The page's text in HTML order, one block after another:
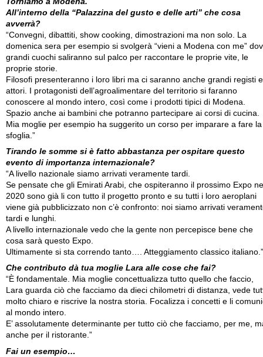
All’interno della “Palazzina del gusto e delle arti” che cosa
avverrà?
“Convegni, dibattiti, show cooking, dimostrazioni ma non solo. La
domenica sera per esempio si svolgerà “vieni a Modena con me”
grandi cuochi saliranno sul palco per raccontare le proprie vite, le
proprie storie.
Filosofi presenteranno i loro libri ma ci saranno anche grandi registi e
attori. I protagonisti dell’agroalimentare del territorio si faranno
conoscere al mondo intero, così come i prodotti tipici di Modena.
Spazio anche ai bambini che potranno partecipare ai corsi di cucina.
Mia moglie per esempio ha suggerito un corso per imparare a fare la
sfoglia.”
Tirando le somme si è fatto abbastanza per ospitare questo
evento di importanza internazionale?
“A livello nazionale siamo arrivati veramente tardi.
Se pensate che gli Emirati Arabi, che ospiteranno il prossimo Expo
2020 sono già li con tutto il progetto pronto e su tutti i loro aeroplani
viene già pubblicizzato non c’è confronto: noi siamo arrivati
tardi e lunghi.
A livello internazionale vedo che la gente non percepisce bene che
cosa sarà questo Expo.
Ultimamente si sta correndo tanto…. Atteggiamento classico italiano.”
Che contributo dà tua moglie Lara alle cose che fai?
“È fondamentale. Mia moglie concettualizza tutto quello che faccio,
Lara guarda ciò che facciamo da dieci chilometri di distanza, vede
molto chiaro e riscrive la nostra storia. Focalizza i concetti e li
al mondo intero.
E’ assolutamente determinante per tutto ciò che facciamo, per me,
anche per il ristorante.”
Fai un esempio…